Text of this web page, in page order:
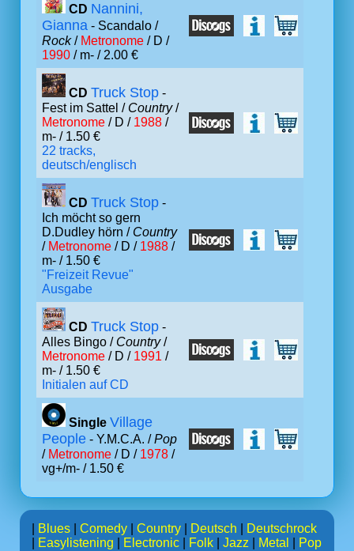
CD Nannini,
Gianna - Scandalo /
Rock/ Metronome / D /
1990 / m- / 2.00 €
CD Truck Stop -
Fest im Sattel / Country/
Metronome / D / 1988 /
m- / 1.50 €
22 tracks,
deutsch/englisch
CD Truck Stop -
Ich möcht so gern
D.Dudley hörn / Country
/ Metronome / D / 1988 /
m- / 1.50 €
"Freizeit Revue"
Ausgabe
CD Truck Stop -
Alles Bingo / Country/
Metronome / D / 1991 /
m- / 1.50 €
Initialen auf CD
Single Village
People - Y.M.C.A. /Pop
/ Metronome / D / 1978 /
vg+/m- / 1.50 €
Blues Comedy Country Deutsch
Deutschrock
Easylistening Electronic Folk Jazz Metal
Pop